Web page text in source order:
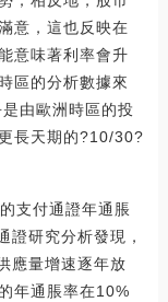
意，這也反映在
意味著利率會升
區的分析數據來
由歐洲時區的投
長天期的?10/30?
支付通證年通脹
研究分析發現，
應量增速逐年放
年通脹率在10%